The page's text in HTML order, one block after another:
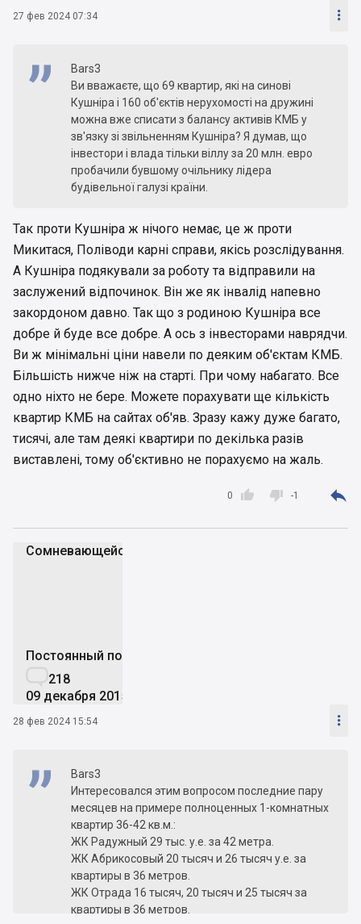
27 фев 2024 07:34 
Bars3
Ви вважаєте, що 69 квартир, які на синові
Кушніра і 160 об'єктів нерухомості на дружині
можна вже списати з балансу активів КМБ у
зв'язку зі звільненням Кушніра? Я думав, що
інвестори і влада тільки віллу за 20 млн. евро
пробачили бувшому очільнику лідера
будівельної галузі країни.
Так проти Кушніра ж нічого немає, це ж проти
Микитася, Поліводи карні справи, якісь розслідування.
А Кушніра подякували за роботу та відправили на
заслужений відпочинок. Він же як інвалід напевно
закордоном давно. Так що з родиною Кушніра все
добре й буде все добре. А ось з інвесторами наврядчи.
Ви ж мінімальні ціни навели по деяким об'єктам КМБ.
Більшість нижче ніж на старті. При чому набагато. Все
одно ніхто не бере. Можете порахувати ще кількість
квартир КМБ на сайтах об'яв. Зразу кажу дуже багато,
тисячі, але там деякі квартири по декілька разів
виставлені, тому об'єктивно не порахуємо на жаль.

0  -1 
Cомневающейся2
Постоянный пользователь
218
09 декабря 2015
28 фев 2024 15:54 
Bars3
Интересовался этим вопросом последние пару
месяцев на примере полноценных 1-комнатных
квартир 36-42 кв.м.:
ЖК Радужный 29 тыс. у.е. за 42 метра.
ЖК Абрикосовый 20 тысяч и 26 тысяч у.е. за
квартиры в 36 метров.
ЖК Отрада 16 тысяч, 20 тысяч и 25 тысяч за
квартиры в 36 метров.